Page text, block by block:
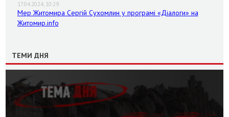
17.04.2024, 10:29
Мер Житомира Сергій Сухомлин у програмі «Діалоги» на
Житомир.info
ТЕМИ ДНЯ